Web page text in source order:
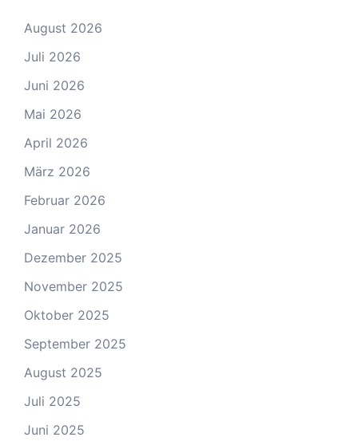
August 2026
Juli 2026
Juni 2026
Mai 2026
April 2026
März 2026
Februar 2026
Januar 2026
Dezember 2025
November 2025
Oktober 2025
September 2025
August 2025
Juli 2025
Juni 2025